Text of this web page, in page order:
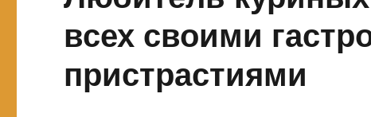
всех своими
пристрастиями